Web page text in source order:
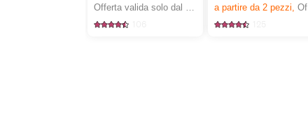
a partire da 2pezzi,Offerta valida solo dal 6.8 al 12.8.2026, fino a esaurimento dello stock.